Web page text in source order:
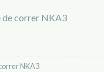
de correr NKA3
NKA3